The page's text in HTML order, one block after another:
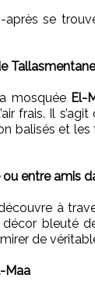
après se
Tallasmentane
mosquée El-
frais. Il
balisés et
ou entre amis
à
décor bleuté
de
Maa